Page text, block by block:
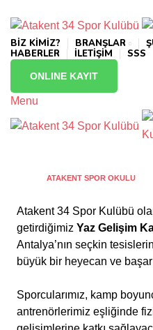
BİZ KİMİZ? BRANŞLAR
HABERLER
İLETİŞİM SSS
ONLINE KAYIT
Menu
ATAKENT SPOR OKULU
Atakent 34 Spor Kulübü
getirdiğimiz Yaz Gelişim
Antalya’nın seçkin
büyük bir heyecan ve
Sporcularımız, kamp
antrenörlerimiz eşliğinde